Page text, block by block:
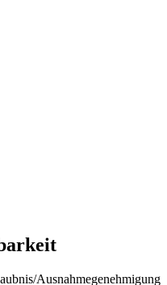
Ausnahmegenehmigung